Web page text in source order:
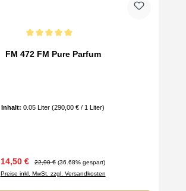
FM 472 FM Pure Parfum
Inhalt: 0.05 Liter (290,00 € / 1 Liter)
Verkaufspreis:
14,50 € Regulärer Preis:
22,90 € (36.68% gespart)
Preise inkl. MwSt. zzgl. Versandkosten